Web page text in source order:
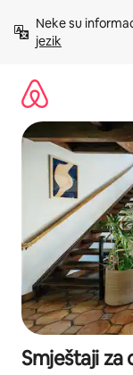
sadržaj
Neke su
jezik
Smještaji za